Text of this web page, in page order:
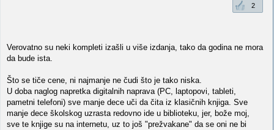
2
Verovatno su neki kompleti izašli u više izdanja, tako da godina ne mora
da bude ista.
Što se tiče cene, ni najmanje ne čudi što je tako niska.
U doba naglog napretka digitalnih naprava (PC, laptopovi, tableti,
pametni telefoni) sve manje dece uči da čita iz klasičnih knjiga. Sve
manje dece školskog uzrasta redovno ide u biblioteku, jer, bože moj,
sve te knjige su na internetu, uz to još "prežvakane" da se oni ne bi